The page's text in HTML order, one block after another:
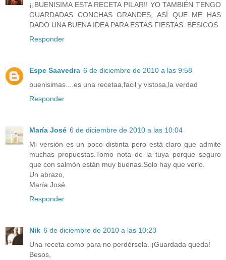
¡¡BUENISIMA ESTA RECETA PILAR!! YO TAMBIÉN TENGO
GUARDADAS CONCHAS GRANDES, ASÍ QUE ME HAS
DADO UNA BUENA IDEA PARA ESTAS FIESTAS. BESICOS
Responder
Espe Saavedra 6 de diciembre de 2010 a las 9:58
buenisimas....es una recetaa,facil y vistosa,la verdad
Responder
María José 6 de diciembre de 2010 a las 10:04
Mi versión es un poco distinta pero está claro que admite
muchas propuestas.Tomo nota de la tuya porque seguro
que con salmón están muy buenas.Solo hay que verlo.
Un abrazo,
María José.
Responder
Nik 6 de diciembre de 2010 a las 10:23
Una receta como para no perdérsela. ¡Guardada queda!
Besos,